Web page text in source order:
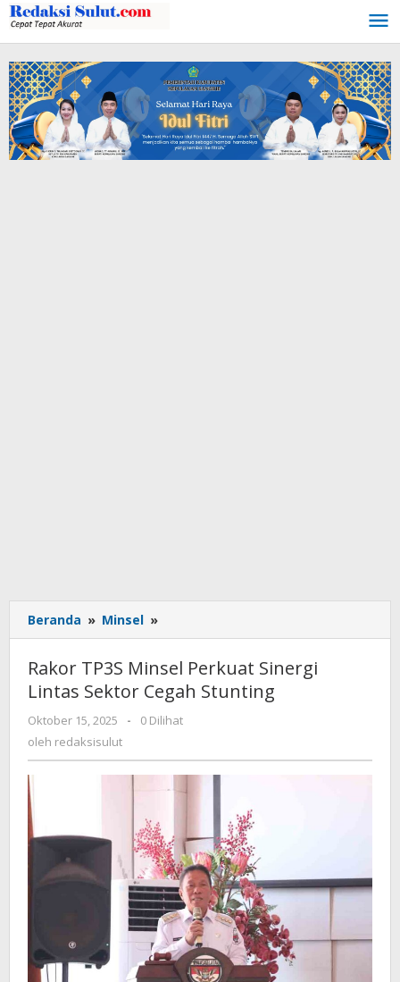
Lewati
ke
konten
Beranda » Minsel »
TP3S
Minsel
Perkuat
Sinergi
Lintas
Rakor TP3S Minsel Perkuat Sinergi
Lintas Sektor Cegah Stunting
Oktober 15, 2025
oleh
-
0 Dilihat
oleh redaksisulut